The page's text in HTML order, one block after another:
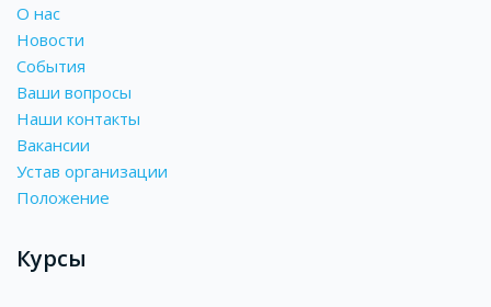
О нас
Новости
События
Ваши вопросы
Наши контакты
Вакансии
Устав организации
Положение
Курсы